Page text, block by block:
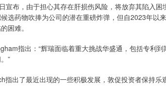
宣布，由于担心其存在肝损伤风险，将放弃其陷入
选药物吹捧为公司的潜在重磅炸弹，但自2023年以
困难。
指出：“辉瑞面临着重大挑战华盛通，包括专利
”
指出了最近出现的一些积极发展，敦促投资者保持乐